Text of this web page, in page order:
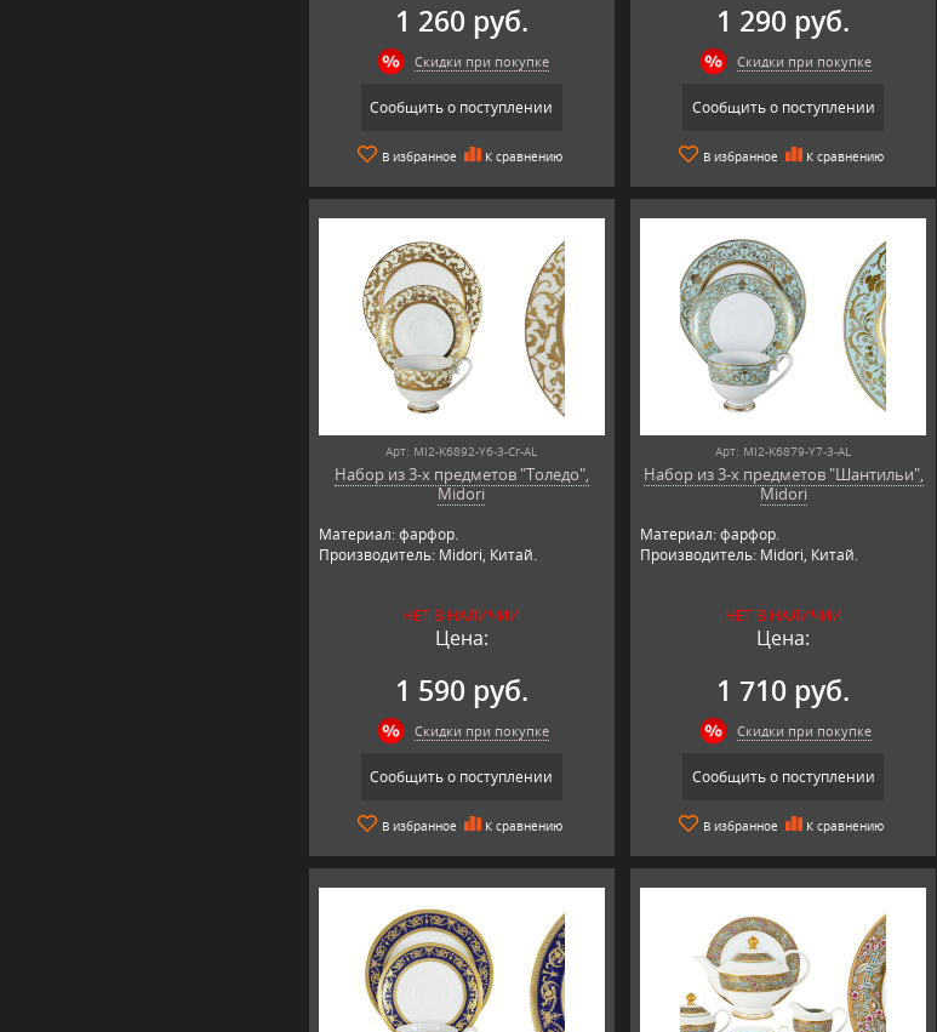
1 260 руб.
Скидки при покупке
Сообщить о поступлении
В избранное К сравнению
1 290 руб.
Скидки при покупке
Сообщить о поступлении
В избранное К сравнению
Арт: MI2-K6892-Y6-3-Cr-AL
Набор из 3-х предметов "Толедо",
Midori
Материал: фарфор.
Производитель: Midori, Китай.
НЕТ В НАЛИЧИИ
Цена:
1 590 руб.
Скидки при покупке
Сообщить о поступлении
В избранное К сравнению
Арт: MI2-K6879-Y7-3-AL
Набор из 3-х предметов "Шантильи",
Midori
Материал: фарфор.
Производитель: Midori, Китай.
НЕТ В НАЛИЧИИ
Цена:
1 710 руб.
Скидки при покупке
Сообщить о поступлении
В избранное К сравнению